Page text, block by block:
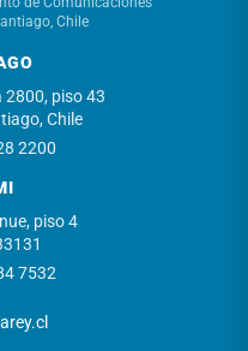
Chile
2800, piso 43
Chile
2200
piso 4
7532